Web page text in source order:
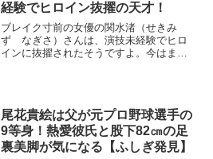
経験でヒロイン抜擢の天才！
ブレイク寸前の女優の関水渚（せきみ
ず なぎさ）さんは、演技未経験でヒロ
インに抜擢されたそうですよ。今はまだ
尾花貴絵は父が元プロ野球選手の
9等身！熱愛彼氏と股下82㎝の足
裏美脚が気になる【ふしぎ発見】